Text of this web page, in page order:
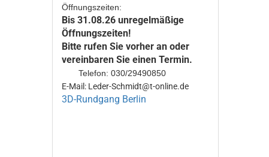
Öffnungszeiten:
Bis 31.08.26 unregelmäßige
Öffnungszeiten!
Bitte rufen Sie vorher an oder
vereinbaren Sie einen Termin.
Telefon: 030/29490850
E-Mail: Leder-Schmidt@t-online.de
3D-Rundgang Berlin